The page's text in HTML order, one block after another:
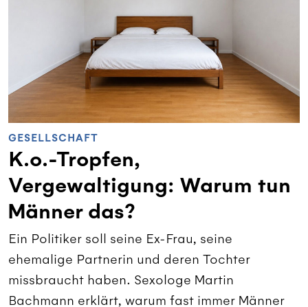
GESELLSCHAFT
K.o.-Tropfen,
Vergewaltigung: Warum tun
Männer das?
Ein Politiker soll seine Ex-Frau, seine
ehemalige Partnerin und deren Tochter
missbraucht haben. Sexologe Martin
Bachmann erklärt, warum fast immer Männer